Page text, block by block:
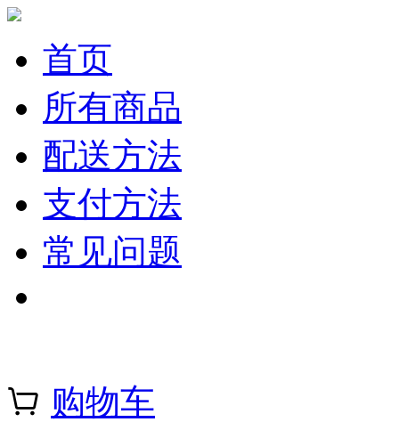
首页
所有商品
配送方法
支付方法
常见问题
购物车